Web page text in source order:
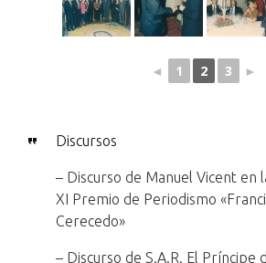
◄ 1 2 3 ►
Discursos
– Discurso de Manuel Vicent en
XI Premio de Periodismo
Cerecedo»
– Discurso de S.A.R. El Príncipe